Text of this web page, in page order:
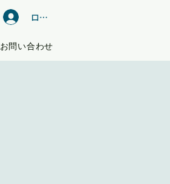
ログイン
お問い合わせ